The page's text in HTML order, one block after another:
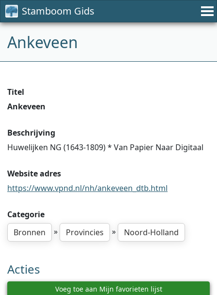
Stamboom Gids
Ankeveen
Titel
Ankeveen
Beschrijving
Huwelijken NG (1643-1809) * Van Papier Naar Digitaal
Website adres
https://www.vpnd.nl/nh/ankeveen_dtb.html
Categorie
Bronnen
» Provincies » Noord-Holland
Acties
Voeg toe aan Mijn favorieten lijst